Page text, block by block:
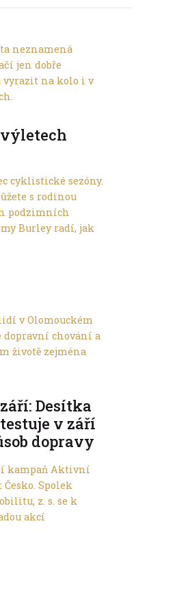
cyklistické sezóny.
s rodinou
podzimních
Burley radí, jak
Desítka
v září
dopravy
kampaň Aktivní
Spolek
z. s. se k
akcí